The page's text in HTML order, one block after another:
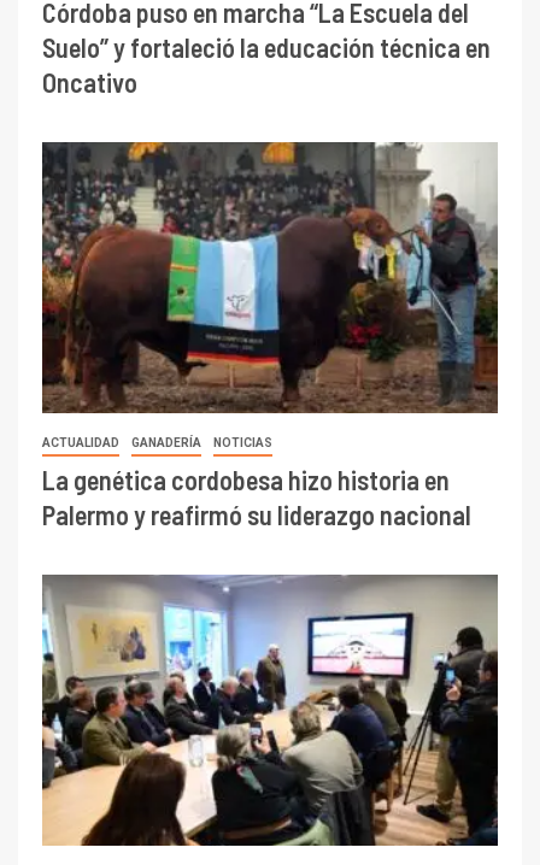
Córdoba puso en marcha “La Escuela del
Suelo” y fortaleció la educación técnica en
Oncativo
ACTUALIDAD GANADERÍA NOTICIAS
La genética cordobesa hizo historia en
Palermo y reafirmó su liderazgo nacional